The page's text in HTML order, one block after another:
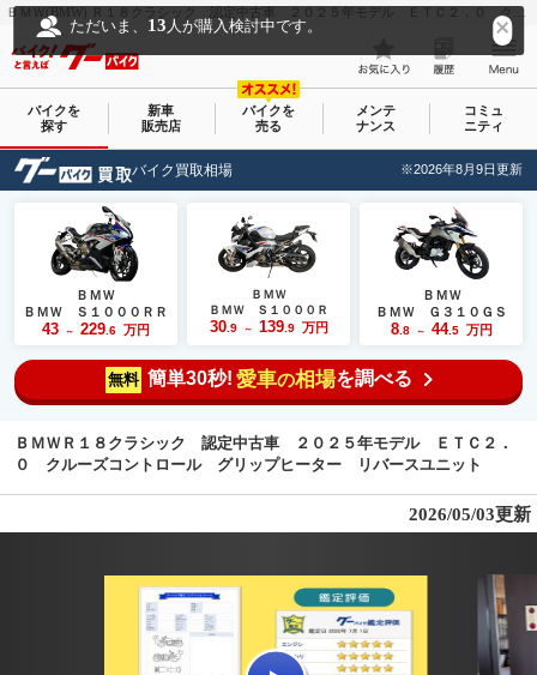
ＢＭＷ(BMW) Ｒ１８クラシック 認定中古車 ２０２５年モデル ＥＴＣ２．０ クルーズコントロール グリップヒーター リバースユニット｜Ｍｏｔｏｒｒａｄ Ｏｓａｋａ―Ｃｈｕｏ モトラッド大阪中央｜新車・中古バイクなら【グーバイク(GooBike)】
ただいま、 13 人が購入検討中です。
バイクを
探す
新車
販売店
バイクを
売る
メンテ
ナンス
コミュ
ニティ
バイク買取相場 ※2026年8月9日更新
ＢＭＷ
ＢＭＷ Ｓ１０００ＲＲ
43 ～ 229.6 万円
ＢＭＷ
ＢＭＷ Ｓ１０００Ｒ
30.9 ～ 139.9 万円
ＢＭＷ
ＢＭＷ Ｇ３１０ＧＳ
8.8 ～ 44.5 万円
無料 簡単30秒! 愛車の相場を調べる
ＢＭＷＲ１８クラシック 認定中古車 ２０２５年モデル ＥＴＣ２．
０ クルーズコントロール グリップヒーター リバースユニット
2026/05/03更新